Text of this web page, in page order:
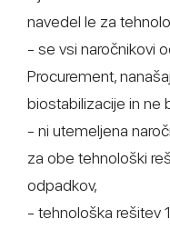
navedel le za
- se vsi naročnikovi
Procurement,
biostabilizacije in ne
- ni utemeljena
za obe tehnološki
odpadkov,
- tehnološka rešitev